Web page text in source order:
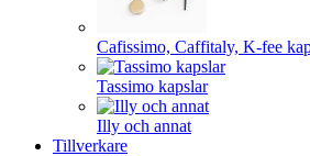
Cafissimo, Caffitaly, K-fee
Tassimo kapslar
Illy och annat
Tillverkare